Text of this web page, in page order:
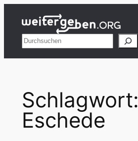
Inhalt
springenSuchen
Schlagwort:
Eschede